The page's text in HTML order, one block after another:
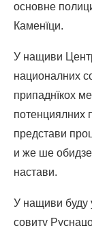
основне
Каменїци.
У нащиви
националних
припаднїкох
потенциялних
представи
и же ше
настави.
У нащиви буду
совиту